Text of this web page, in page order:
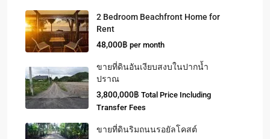
2 Bedroom Beachfront Home for
Rent
48,000฿ per month
ขายที่ดินอันเงียบสงบในปากน้ำ
ปราณ
3,800,000฿ Total Price Including
Transfer Fees
ขายที่ดินริมถนนรอยัลโคสต์